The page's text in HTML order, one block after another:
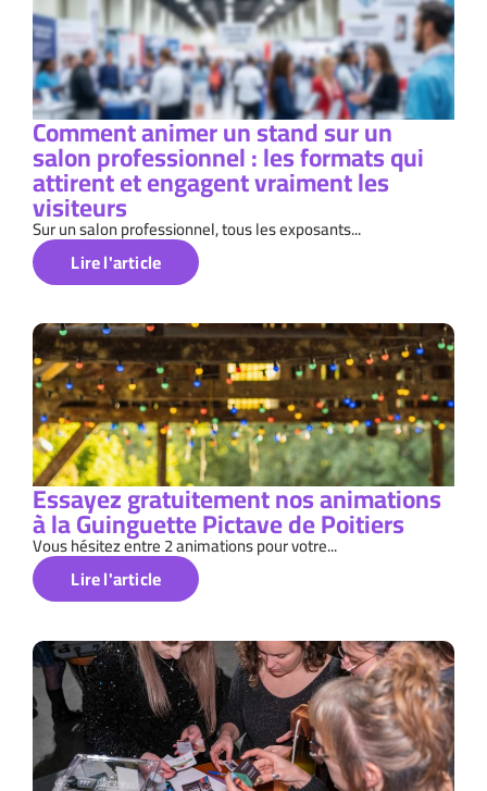
Comment animer un stand sur un
salon professionnel : les formats qui
attirent et engagent vraiment les
visiteurs
Sur un salon professionnel, tous les exposants...
Lire l'article
Essayez gratuitement nos animations
à la Guinguette Pictave de Poitiers
Vous hésitez entre 2 animations pour votre...
Lire l'article